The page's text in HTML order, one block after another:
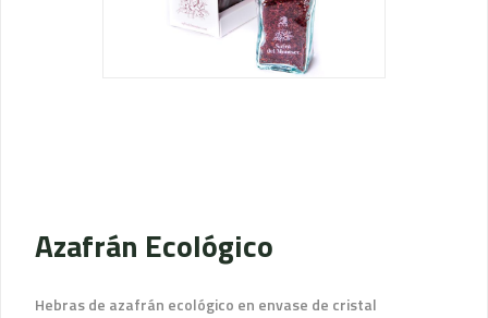
Azafrán Ecológico
Hebras de azafrán ecológico en envase de cristal